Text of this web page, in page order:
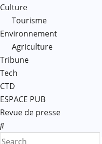
Culture
Tourisme
Environnement
Agriculture
Tribune
Tech
CTD
ESPACE PUB
Revue de presse